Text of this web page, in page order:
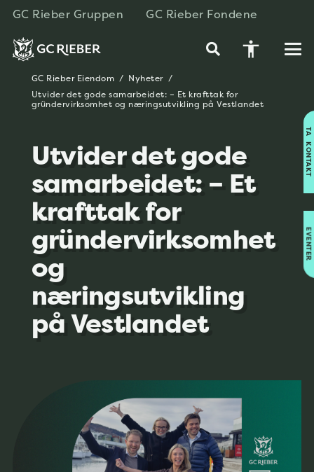
GC Rieber Gruppen GC Rieber Fondene
accessibility
GC Rieber Eiendom / Nyheter /
Utvider det gode samarbeidet: – Et krafttak for
gründervirksomhet og næringsutvikling på Vestlandet
Utvider det gode
samarbeidet: – Et
krafttak for
gründervirksomhet
og
næringsutvikling
på Vestlandet
TA KONTAKT
EVENTER